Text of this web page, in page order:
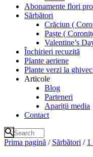
Abonamente flori
Sărbători
Crăciun (
Paște (
Valentine’s
Închirieri recuzită
Plante aeriene
Plante verzi la
Articole
Blog
Parteneri
Apariții media
Contact
Prima pagină / Sărbători / 1